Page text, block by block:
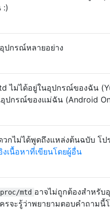
:)
ปกรณ์หลายอย่าง
ไม่ได้อยู่ในอุปกรณ์ของฉัน
อุปกรณ์ของแม่ฉัน (Android
กไม่ได้พูดถึงแหล่งต้นฉบับ โป
งเนื้อหาที่เขียนโดยผู้อื่น
mtd อาจไม่ถูกต้องสำหรับ
รจะรู้ว่าพยายามตอบคำถามนี้